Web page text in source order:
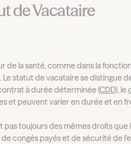
de Vacataire
de la santé, comme dans la
Le statut de vacataire se distingue
à durée déterminée (CDD), le
et peuvent varier en durée et en
toujours des mêmes droits que
congés payés et de sécurité de